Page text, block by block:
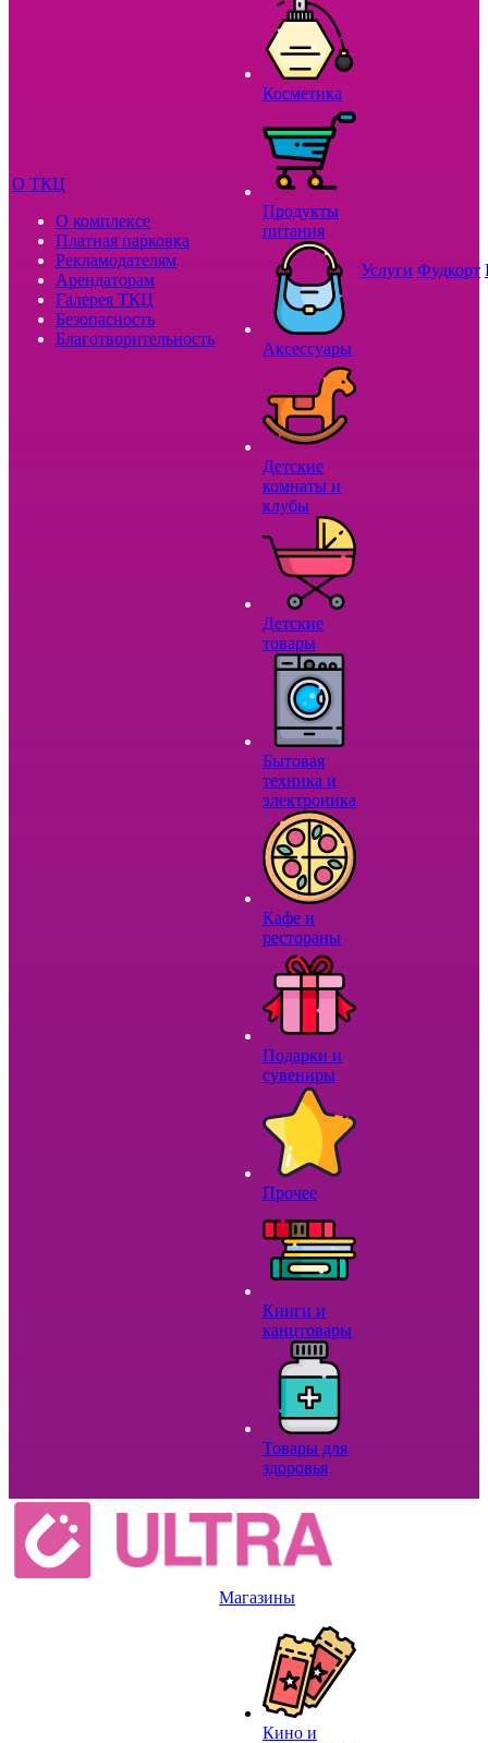
О ТКЦ
О комплексе
Платная парковка
Рекламодателям
Арендаторам
Галерея ТКЦ
Безопасность
Благотворительность
Косметика
Продукты
питания
Аксессуары
Детские
комнаты и
клубы
Детские
товары
Бытовая
техника и
электроника
Кафе и
рестораны
Подарки и
сувениры
Прочее
Книги и
канцтовары
Товары для
здоровья
Услуги Фудкорт
Магазины
Кино и